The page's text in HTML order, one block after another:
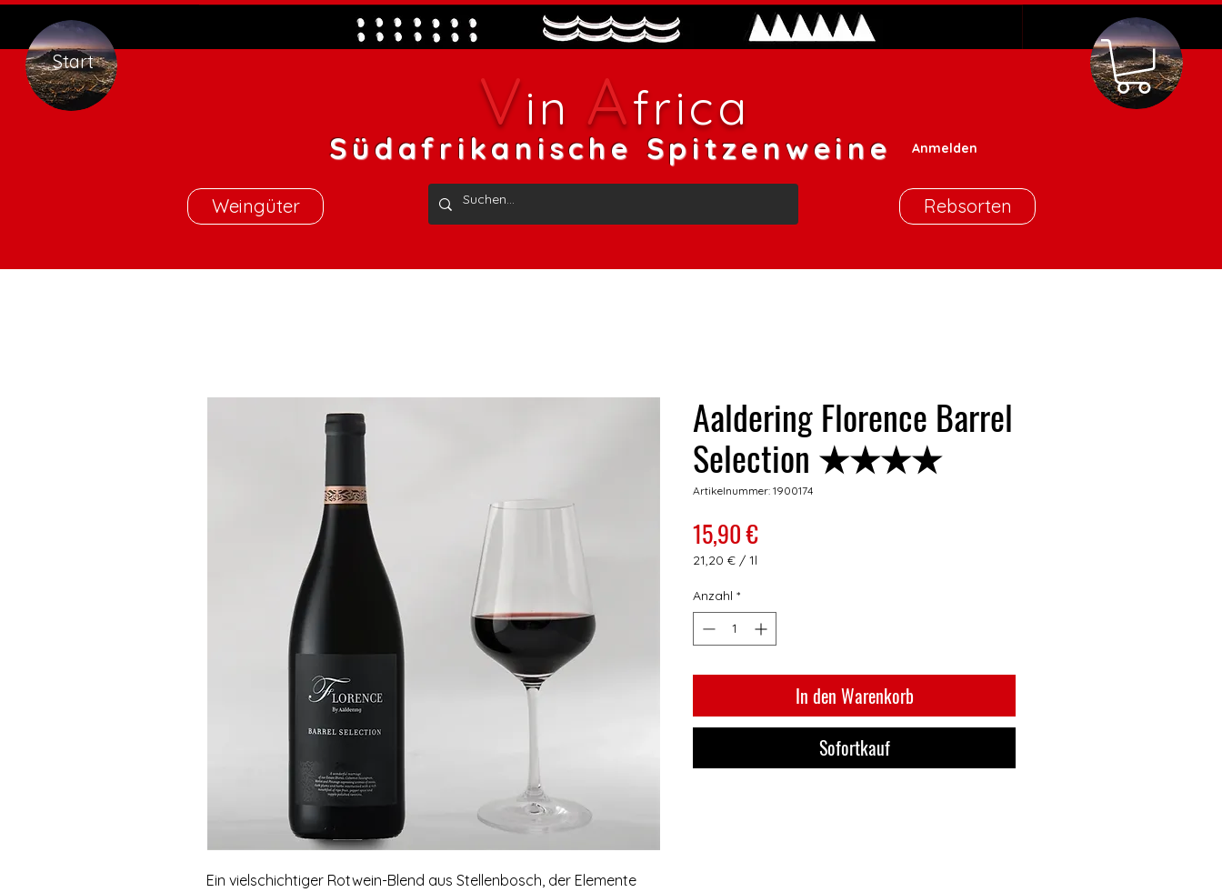
Start
Weingüter
Vin Africa
Südafrikanische Spitzenweine Anmelden
Rebsorten
Ein vielschichtiger Rotwein-Blend aus Stellenbosch, der Elemente
Aaldering Florence Barrel
Selection ★★★★
Artikelnummer: 1900174
15,90 €Preis
21,20 € / 1l
pro
1
Liter
Anzahl *
In den Warenkorb
Sofortkauf